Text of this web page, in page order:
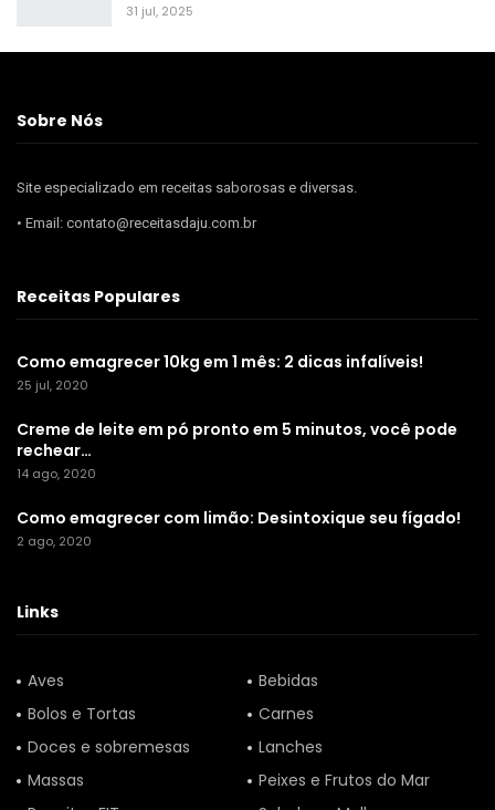
31 jul, 2025
Sobre Nós
Site especializado em receitas saborosas e diversas.
• Email: contato@receitasdaju.com.br
Receitas Populares
Como emagrecer 10kg em 1 mês: 2 dicas infalíveis!
25 jul, 2020
Creme de leite em pó pronto em 5 minutos, você pode
rechear…
14 ago, 2020
Como emagrecer com limão: Desintoxique seu fígado!
2 ago, 2020
Links
Aves
Bebidas
Bolos e Tortas
Carnes
Doces e sobremesas
Lanches
Massas
Peixes e Frutos do Mar